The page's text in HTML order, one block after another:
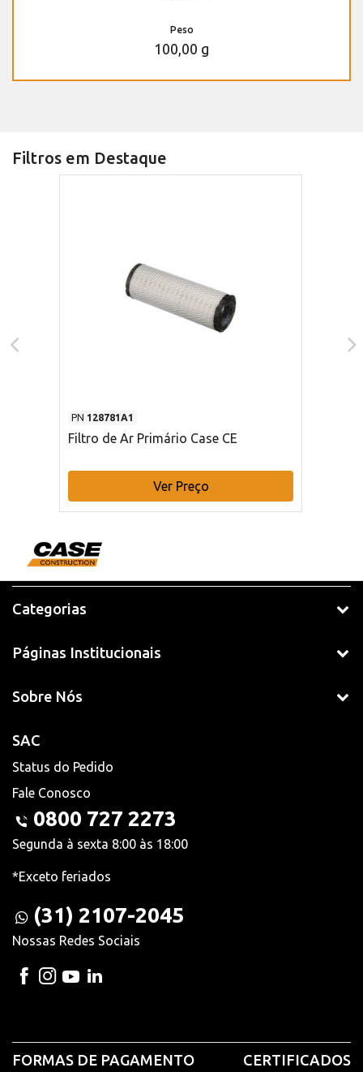
Peso
100,00 g
Filtros em Destaque
PN 128781A1
Filtro de Ar Primário Case CE
Ver Preço
Categorias
Páginas Institucionais
Sobre Nós
SAC
Status do Pedido
Fale Conosco
0800 727 2273
Segunda à sexta 8:00 às 18:00
*Exceto feriados
(31) 2107-2045
Nossas Redes Sociais
FORMAS DE PAGAMENTO CERTIFICADOS